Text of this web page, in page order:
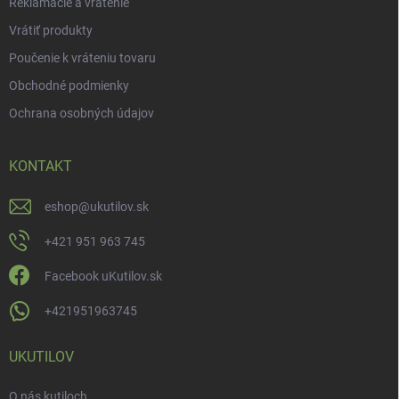
Vrátiť produkty
Poučenie k vráteniu tovaru
Obchodné podmienky
Ochrana osobných údajov
KONTAKT
eshop@ukutilov.sk
+421 951 963 745
Facebook uKutilov.sk
+421951963745
UKUTILOV
O nás kutiloch